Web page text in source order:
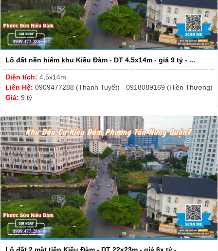
Lô đất nền hiếm khu Kiều Đàm - DT 4,5x14m - giá 9 tỷ - ...
Diện tích: 4,5x14m
Liên Hệ: 0909477288 (Thanh Tuyết) - 0918089169 (Hiền Thương)
Giá: 9 tỷ